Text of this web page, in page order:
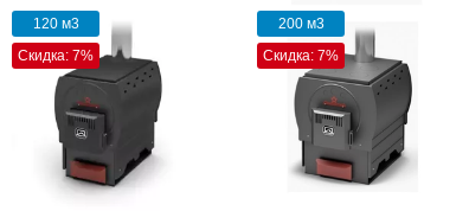
120 м3
Скидка: 7%
200 м3
Скидка: 7%